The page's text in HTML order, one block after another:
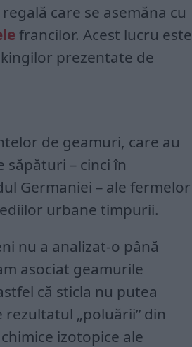
care se asemăna cu
francilor. Acest lucru este
prezentate de
de geamuri, care au
săpături – cinci în
Germaniei – ale fermelor
urbane timpurii.
nu a analizat-o până
asociat geamurile
că sticla nu putea
„poluării” din
izotopice ale